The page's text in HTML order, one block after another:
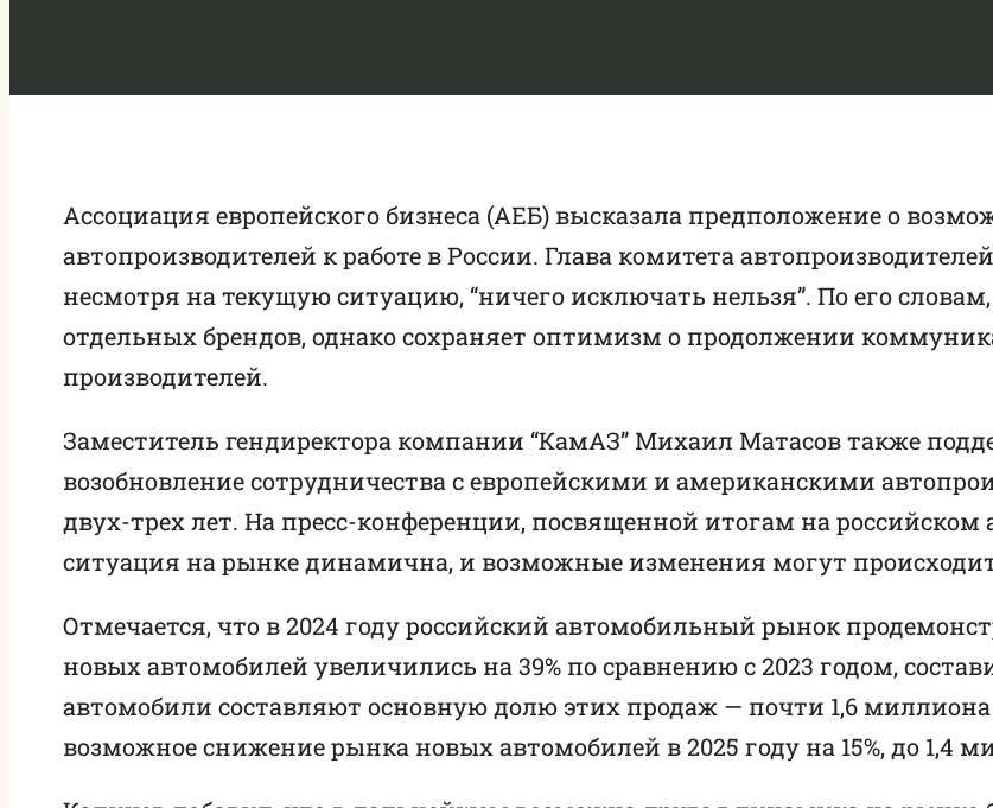
Ассоциация европейского бизнеса (АЕБ) высказала предположение о
автопроизводителей к работе в России. Глава комитета
несмотря на текущую ситуацию, “ничего исключать нельзя”. По его
отдельных брендов, однако сохраняет оптимизм о продолжении
производителей.
Заместитель гендиректора компании “КамАЗ” Михаил Матасов также
возобновление сотрудничества с европейскими и американскими
двух-трех лет. На пресс-конференции, посвященной итогам на
ситуация на рынке динамична, и возможные изменения могут
Отмечается, что в 2024 году российский автомобильный рынок
новых автомобилей увеличились на 39% по сравнению с 2023 годом,
автомобили составляют основную долю этих продаж — почти 1,6
возможное снижение рынка новых автомобилей в 2025 году на 15%, до 1,4